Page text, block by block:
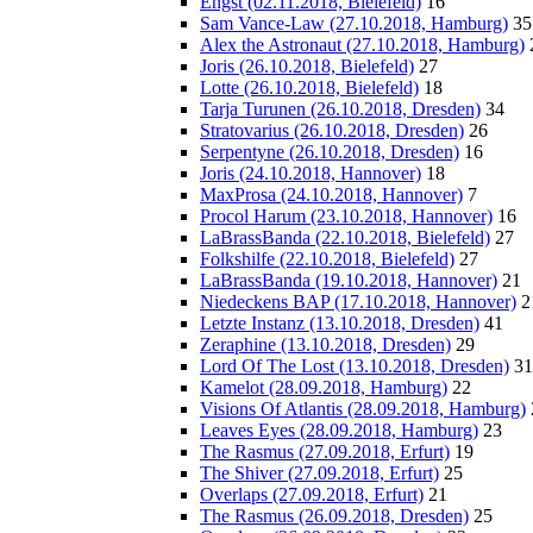
Sam Vance-Law (27.10.2018, Hamburg) 35
Alex the Astronaut (27.10.2018, Hamburg)
Joris (26.10.2018, Bielefeld) 27
Lotte (26.10.2018, Bielefeld) 18
Tarja Turunen (26.10.2018, Dresden) 34
Stratovarius (26.10.2018, Dresden) 26
Serpentyne (26.10.2018, Dresden) 16
Joris (24.10.2018, Hannover) 18
MaxProsa (24.10.2018, Hannover) 7
Procol Harum (23.10.2018, Hannover) 16
LaBrassBanda (22.10.2018, Bielefeld) 27
Folkshilfe (22.10.2018, Bielefeld) 27
LaBrassBanda (19.10.2018, Hannover) 21
Niedeckens BAP (17.10.2018, Hannover)
Letzte Instanz (13.10.2018, Dresden) 41
Zeraphine (13.10.2018, Dresden) 29
Lord Of The Lost (13.10.2018, Dresden) 31
Kamelot (28.09.2018, Hamburg) 22
Visions Of Atlantis (28.09.2018, Hamburg)
Leaves Eyes (28.09.2018, Hamburg) 23
The Rasmus (27.09.2018, Erfurt) 19
The Shiver (27.09.2018, Erfurt) 25
Overlaps (27.09.2018, Erfurt) 21
The Rasmus (26.09.2018, Dresden) 25